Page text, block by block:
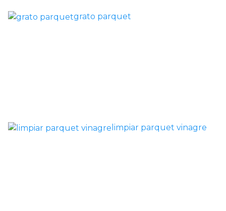
grato parquet
limpiar parquet vinagre